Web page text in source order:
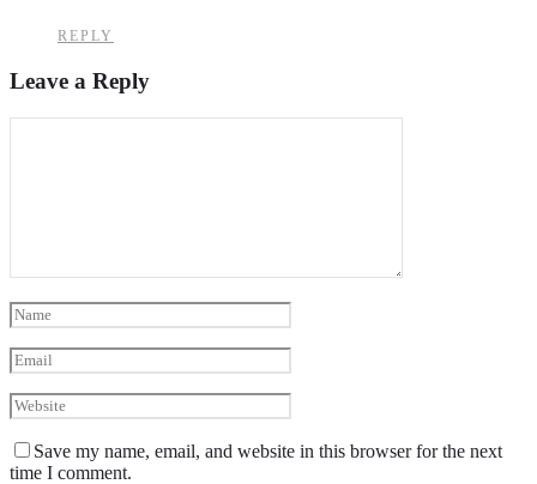
REPLY
Leave a Reply
Save my name, email, and website in this browser for the next
time I comment.